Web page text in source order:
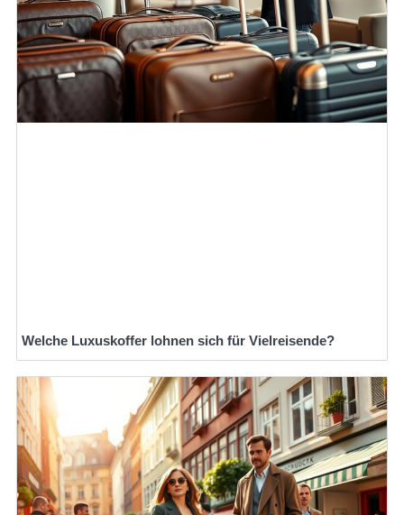
Welche Luxuskoffer lohnen sich für Vielreisende?